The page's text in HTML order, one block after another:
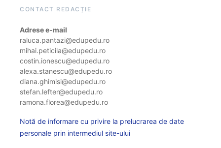
CONTACT REDACȚIE
Adrese e-mail
raluca.pantazi@edupedu.ro
mihai.peticila@edupedu.ro
costin.ionescu@edupedu.ro
alexa.stanescu@edupedu.ro
diana.ghimisi@edupedu.ro
stefan.lefter@edupedu.ro
ramona.florea@edupedu.ro
Notă de informare cu privire la prelucrarea de date
personale prin intermediul site-ului